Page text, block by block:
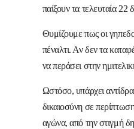
παίξουν τα τελευταία 22
Θυμίζουμε πως οι
πέναλτι. Αν δεν τα
να περάσει στην
Ωστόσο, υπάρχει
δικαιοσύνη σε
αγώνα, από την στιγμή